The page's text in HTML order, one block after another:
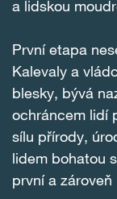
a lidskou
První etapa
Kalevaly a
blesky, bývá
ochráncem lidí
sílu přírody,
lidem bohatou
první a